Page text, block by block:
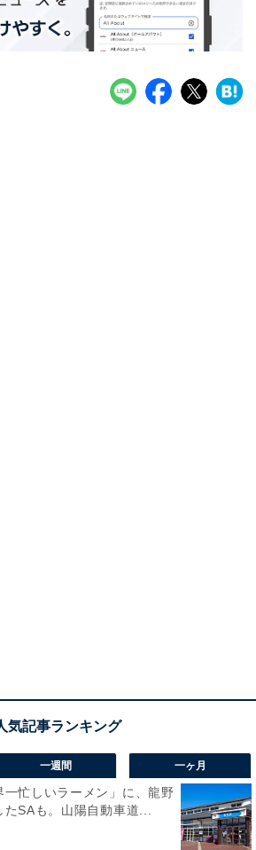
一週間 一ヶ月
一忙しいラーメン」に、龍野
SAも。山陽自動車道...